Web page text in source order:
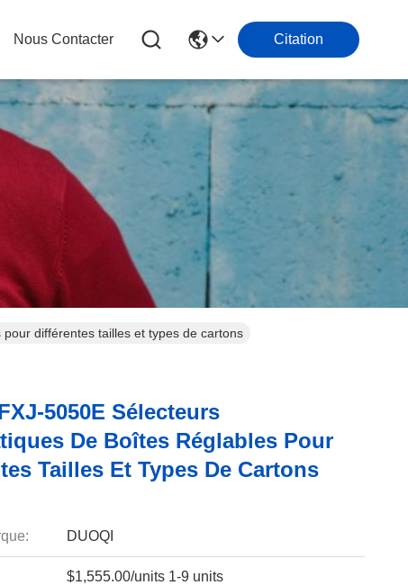
Nous Contacter Citation
différentes tailles et types de cartons
5050E Sélecteurs
De Boîtes Réglables Pour
Tailles Et Types De Cartons
DUOQI
$1,555.00/units 1-9 units